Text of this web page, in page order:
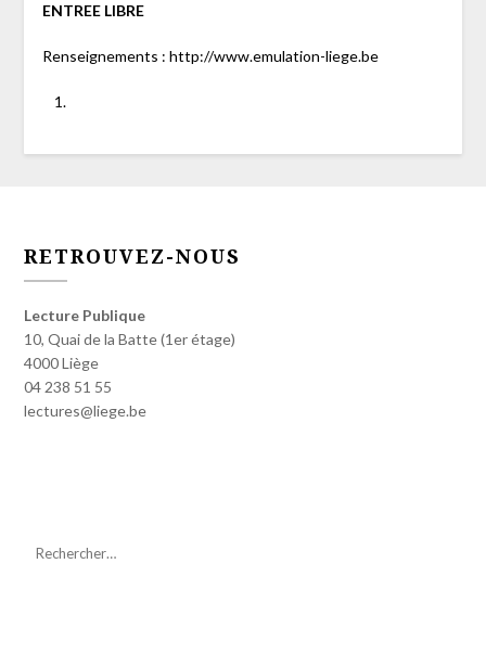
ENTREE LIBRE
Renseignements : http://www.emulation-liege.be
RETROUVEZ-NOUS
Lecture Publique
10, Quai de la Batte (1er étage)
4000 Liège
04 238 51 55
lectures@liege.be